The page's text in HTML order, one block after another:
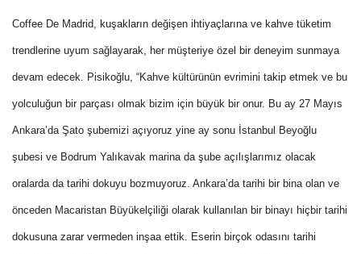
Coffee De Madrid, kuşakların değişen ihtiyaçlarına ve kahve tüketim
trendlerine uyum sağlayarak, her müşteriye özel bir deneyim sunmaya
devam edecek. Pisikoğlu, “Kahve kültürünün evrimini takip etmek ve bu
yolculuğun bir parçası olmak bizim için büyük bir onur. Bu ay 27 Mayıs
Ankara’da Şato şubemizi açıyoruz yine ay sonu İstanbul Beyoğlu
şubesi ve Bodrum Yalıkavak marina da şube açılışlarımız olacak
oralarda da tarihi dokuyu bozmuyoruz. Ankara’da tarihi bir bina olan ve
önceden Macaristan Büyükelçiliği olarak kullanılan bir binayı hiçbir tarihi
dokusuna zarar vermeden inşaa ettik. Eserin birçok odasını tarihi